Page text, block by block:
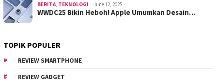
BERITA TEKNOLOGI June 12, 2025
WWDC25 Bikin Heboh! Apple Umumkan Desain…
TOPIK POPULER
REVIEW SMARTPHONE
REVIEW GADGET